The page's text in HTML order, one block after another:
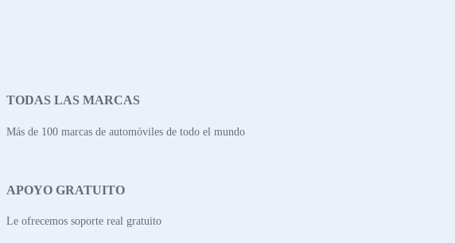
TODAS LAS MARCAS
Más de 100 marcas de automóviles de todo el mundo
APOYO GRATUITO
Le ofrecemos soporte real gratuito